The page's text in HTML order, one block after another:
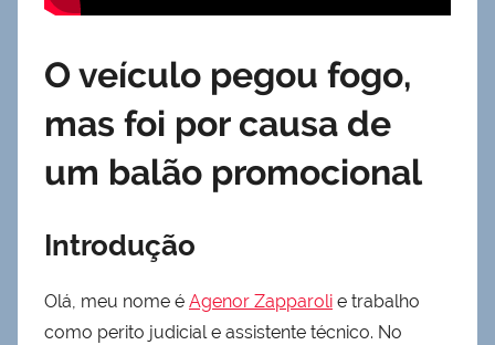
O veículo pegou fogo,
mas foi por causa de
um balão promocional
Introdução
Olá, meu nome é Agenor Zapparoli e trabalho
como perito judicial e assistente técnico. No